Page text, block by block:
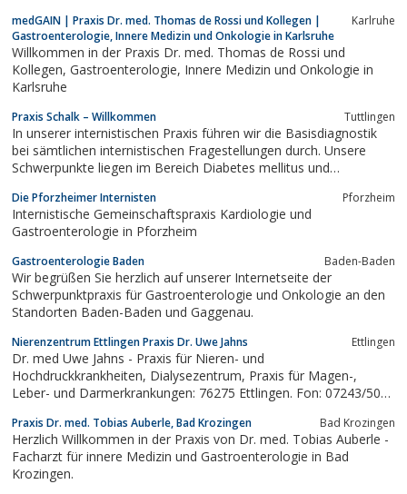
Schattenberg, Dr. Versen, Dr. Sperlich, Dr. Piazolo, Dr. Riedel, Dr.
Euchenhofer, Dr....
medGAIN | Praxis Dr. med. Thomas de Rossi und Kollegen |
Gastroenterologie, Innere Medizin und Onkologie in Karlsruhe
Karlruhe
Willkommen in der Praxis Dr. med. Thomas de Rossi und
Kollegen, Gastroenterologie, Innere Medizin und Onkologie in
Karlsruhe
Praxis Schalk – Willkommen Tuttlingen
In unserer internistischen Praxis führen wir die Basisdiagnostik
bei sämtlichen internistischen Fragestellungen durch. Unsere
Schwerpunkte liegen im Bereich Diabetes mellitus und
Die Pforzheimer Internisten Pforzheim
Internistische Gemeinschaftspraxis Kardiologie und
Gastroenterologie in Pforzheim
Gastroenterologie Baden Baden-Baden
Wir begrüßen Sie herzlich auf unserer Internetseite der
Schwerpunktpraxis für Gastroenterologie und Onkologie an den
Standorten Baden-Baden und Gaggenau.
Nierenzentrum Ettlingen Praxis Dr. Uwe Jahns Ettlingen
Dr. med Uwe Jahns - Praxis für Nieren- und
Hochdruckkrankheiten, Dialysezentrum, Praxis für Magen-,
Leber- und Darmerkrankungen: 76275 Ettlingen. Fon: 07243/50
Praxis Dr. med. Tobias Auberle, Bad Krozingen Bad Krozingen
Herzlich Willkommen in der Praxis von Dr. med. Tobias Auberle -
Facharzt für innere Medizin und Gastroenterologie in Bad
Krozingen.